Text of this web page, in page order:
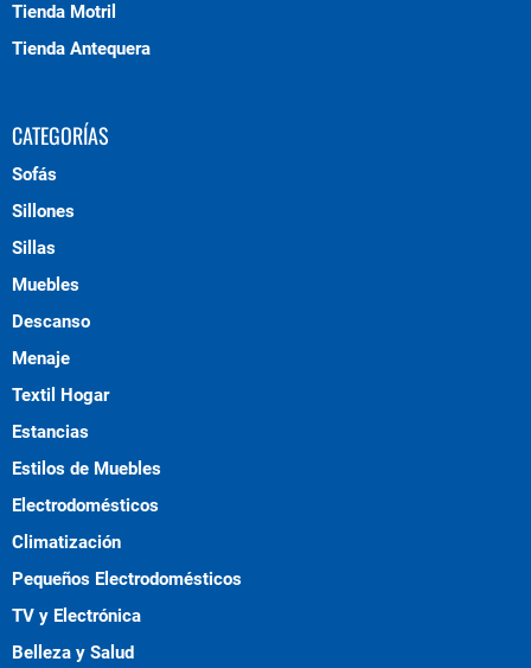
Tienda Motril
Tienda Antequera
CATEGORÍAS
Sofás
Sillones
Sillas
Muebles
Descanso
Menaje
Textil Hogar
Estancias
Estilos de Muebles
Electrodomésticos
Climatización
Pequeños Electrodomésticos
TV y Electrónica
Belleza y Salud